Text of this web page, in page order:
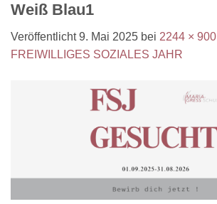
Weiß Blau1
Veröffentlicht9. Mai 2025 bei 2244 × 900
FREIWILLIGES SOZIALES JAHR